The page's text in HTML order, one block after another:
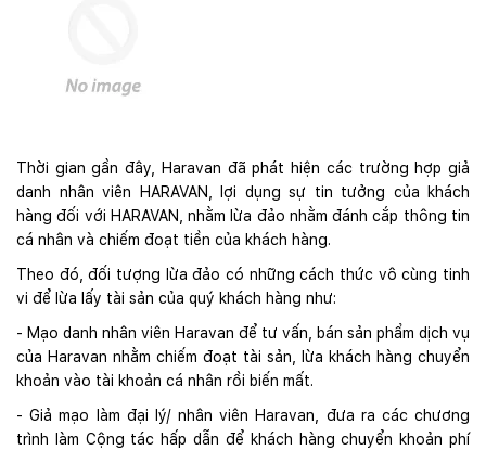
Thời gian gần đây, Haravan đã phát hiện các trường hợp giả
danh nhân viên HARAVAN, lợi dụng sự tin tưởng của khách
hàng đối với HARAVAN, nhằm lừa đảo nhằm đánh cắp thông tin
cá nhân và chiếm đoạt tiền của khách hàng.
Theo đó, đối tượng lừa đảo có những cách thức vô cùng tinh
vi để lừa lấy tài sản của quý khách hàng như:
- Mạo danh nhân viên Haravan để tư vấn, bán sản phẩm dịch vụ
của Haravan nhằm chiếm đoạt tài sản, lừa khách hàng chuyển
khoản vào tài khoản cá nhân rồi biến mất.
- Giả mạo làm đại lý/ nhân viên Haravan, đưa ra các chương
trình làm Cộng tác hấp dẫn để khách hàng chuyển khoản phí